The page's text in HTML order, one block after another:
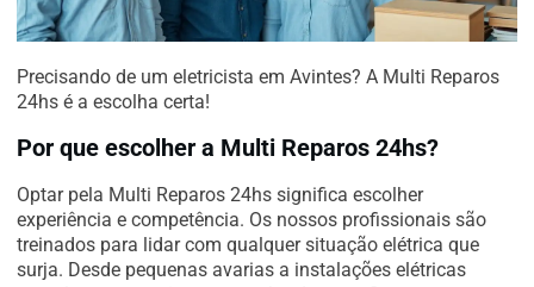
Precisando de um eletricista em Avintes? A Multi Reparos
24hs é a escolha certa!
Por que escolher a Multi Reparos 24hs?
Optar pela Multi Reparos 24hs significa escolher
experiência e competência. Os nossos profissionais são
treinados para lidar com qualquer situação elétrica que
surja. Desde pequenas avarias a instalações elétricas